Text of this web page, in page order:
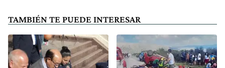
TAMBIÉN TE PUEDE INTERESAR